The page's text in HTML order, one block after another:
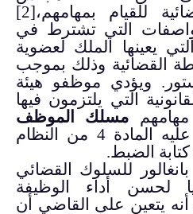
للقيام بمهامهم، [2]
التي تشترط في
يعينها الملك لعضوية
القضائية وذلك بموجب
الدستور. ويؤدي موظفو هيئة
التي يلتزمون فيها
مسلك الموظف
وهذا ما نصت عليه المادة 4 من النظام
الضبط.
للسلوك القضائي
لحسن أداء الوظيفة
يتعين على القاضي أن